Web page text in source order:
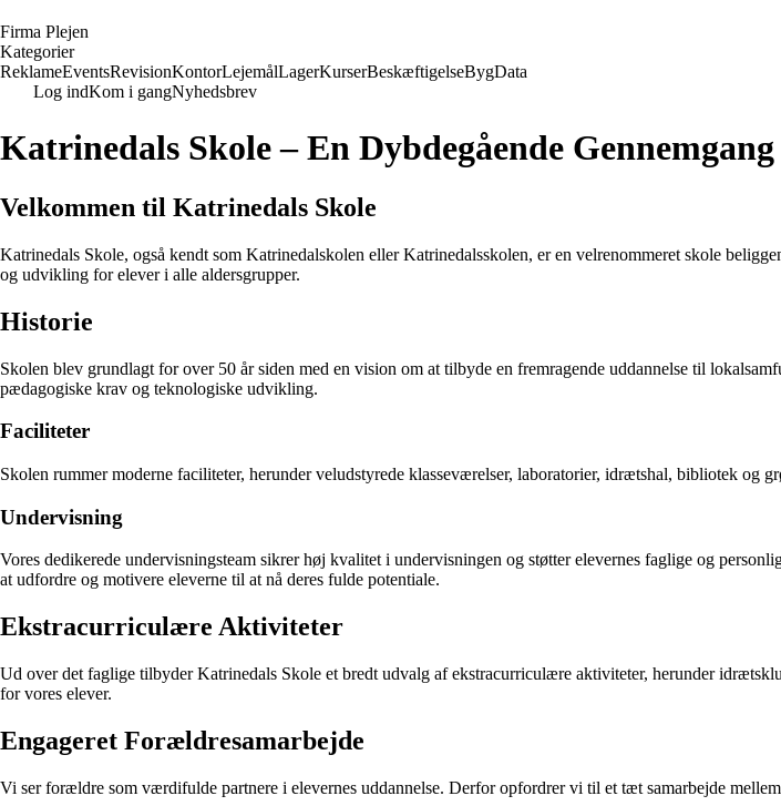
Firma Plejen
Kategorier
ReklameEventsRevisionKontorLejemålLagerKurserBeskæftigelseBygData
Log indKom i gangNyhedsbrev
Katrinedals Skole – En Dybdegående Gennemgang
Velkommen til Katrinedals Skole
Katrinedals Skole, også kendt som Katrinedalskolen eller Katrinedalsskolen, er en velrenommeret skole
og udvikling for elever i alle aldersgrupper.
Historie
Skolen blev grundlagt for over 50 år siden med en vision om at tilbyde en fremragende uddannelse til
pædagogiske krav og teknologiske udvikling.
Faciliteter
Skolen rummer moderne faciliteter, herunder veludstyrede klasseværelser, laboratorier, idrætshal, bibliotek og
Undervisning
Vores dedikerede undervisningsteam sikrer høj kvalitet i undervisningen og støtter elevernes faglige og
at udfordre og motivere eleverne til at nå deres fulde potentiale.
Ekstracurriculære Aktiviteter
Ud over det faglige tilbyder Katrinedals Skole et bredt udvalg af ekstracurriculære aktiviteter, herunder
for vores elever.
Engageret Forældresamarbejde
Vi ser forældre som værdifulde partnere i elevernes uddannelse. Derfor opfordrer vi til et tæt samarbejde